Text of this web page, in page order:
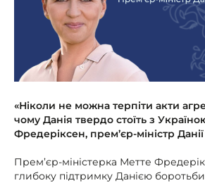
«Ніколи не можна терпіти акти
чому Данія твердо стоїть з
Фредеріксен, прем’єр-міністр Данії
Прем’єр-міністерка Метте
глибоку підтримку Данією